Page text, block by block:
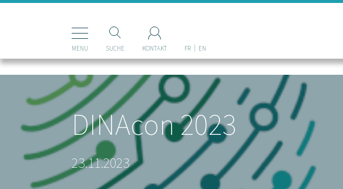
MENU SUCHE KONTAKT FR EN
DINAcon 2023
23.11.2023